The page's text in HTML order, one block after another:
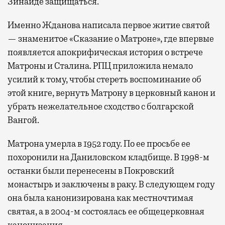
Именно Жданова написала первое житие святой
— знаменитое «Сказание о Матроне», где впервые
появляется апокрифическая история о встрече
Матроны и Сталина. РПЦ приложила немало
усилий к тому, чтобы стереть воспоминание об
этой книге, вернуть Матрону в церковный канон и
убрать нежелательное сходство с болгарской
Вангой.
Матрона умерла в 1952 году. По ее просьбе ее
похоронили на Даниловском кладбище. В 1998-м
останки были перенесены в Покровский
монастырь и заключены в раку. В следующем году
она была канонизирована как местночтимая
святая, а в 2004-м состоялась ее общецерковная